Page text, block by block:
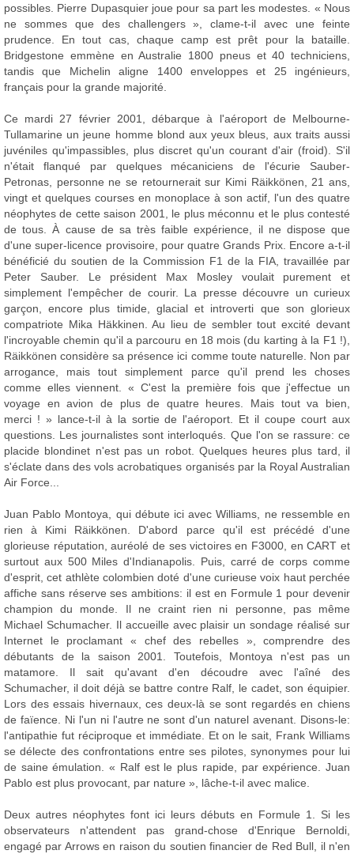
possibles. Pierre Dupasquier joue pour sa part les modestes. « Nous
ne sommes que des challengers », clame-t-il avec une feinte
prudence. En tout cas, chaque camp est prêt pour la bataille.
Bridgestone emmène en Australie 1800 pneus et 40 techniciens,
tandis que Michelin aligne 1400 enveloppes et 25 ingénieurs,
français pour la grande majorité.
Ce mardi 27 février 2001, débarque à l'aéroport de Melbourne-
Tullamarine un jeune homme blond aux yeux bleus, aux traits aussi
juvéniles qu'impassibles, plus discret qu'un courant d'air (froid). S'il
n'était flanqué par quelques mécaniciens de l'écurie Sauber-
Petronas, personne ne se retournerait sur Kimi Räikkönen, 21 ans,
vingt et quelques courses en monoplace à son actif, l'un des quatre
néophytes de cette saison 2001, le plus méconnu et le plus contesté
de tous. À cause de sa très faible expérience, il ne dispose que
d'une super-licence provisoire, pour quatre Grands Prix. Encore a-t-il
bénéficié du soutien de la Commission F1 de la FIA, travaillée par
Peter Sauber. Le président Max Mosley voulait purement et
simplement l'empêcher de courir. La presse découvre un curieux
garçon, encore plus timide, glacial et introverti que son glorieux
compatriote Mika Häkkinen. Au lieu de sembler tout excité devant
l'incroyable chemin qu'il a parcouru en 18 mois (du karting à la F1 !),
Räikkönen considère sa présence ici comme toute naturelle. Non par
arrogance, mais tout simplement parce qu'il prend les choses
comme elles viennent. « C'est la première fois que j'effectue un
voyage en avion de plus de quatre heures. Mais tout va bien,
merci ! » lance-t-il à la sortie de l'aéroport. Et il coupe court aux
questions. Les journalistes sont interloqués. Que l'on se rassure: ce
placide blondinet n'est pas un robot. Quelques heures plus tard, il
s'éclate dans des vols acrobatiques organisés par la Royal Australian
Air Force...
Juan Pablo Montoya, qui débute ici avec Williams, ne ressemble en
rien à Kimi Räikkönen. D'abord parce qu'il est précédé d'une
glorieuse réputation, auréolé de ses victoires en F3000, en CART et
surtout aux 500 Miles d'Indianapolis. Puis, carré de corps comme
d'esprit, cet athlète colombien doté d'une curieuse voix haut perchée
affiche sans réserve ses ambitions: il est en Formule 1 pour devenir
champion du monde. Il ne craint rien ni personne, pas même
Michael Schumacher. Il accueille avec plaisir un sondage réalisé sur
Internet le proclamant « chef des rebelles », comprendre des
débutants de la saison 2001. Toutefois, Montoya n'est pas un
matamore. Il sait qu'avant d'en découdre avec l'aîné des
Schumacher, il doit déjà se battre contre Ralf, le cadet, son équipier.
Lors des essais hivernaux, ces deux-là se sont regardés en chiens
de faïence. Ni l'un ni l'autre ne sont d'un naturel avenant. Disons-le:
l'antipathie fut réciproque et immédiate. Et on le sait, Frank Williams
se délecte des confrontations entre ses pilotes, synonymes pour lui
de saine émulation. « Ralf est le plus rapide, par expérience. Juan
Pablo est plus provocant, par nature », lâche-t-il avec malice.
Deux autres néophytes font ici leurs débuts en Formule 1. Si les
observateurs n'attendent pas grand-chose d'Enrique Bernoldi,
engagé par Arrows en raison du soutien financier de Red Bull, il n'en